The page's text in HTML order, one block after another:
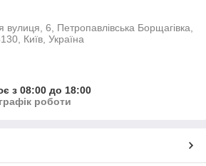
вулиця, 6, Петропавлівська Борщагівка,
Київ, Україна
з 08:00 до 18:00
роботи